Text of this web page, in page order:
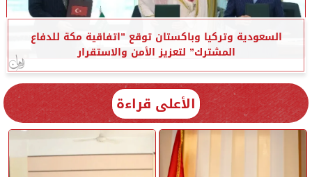
السعودية وتركيا وباكستان توقع ”اتفاقية مكة للدفاع
المشترك” لتعزيز الأمن والاستقرار
الأعلى قراءة